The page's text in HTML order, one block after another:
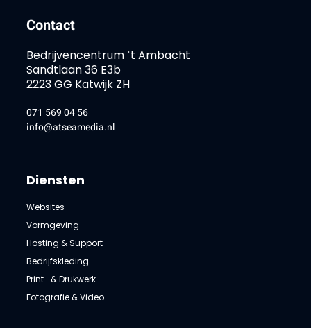
Contact
Bedrijvencentrum ˈt Ambacht
Sandtlaan 36 E3b
2223 GG Katwijk ZH
071 569 04 56
info@atseamedia.nl
Diensten
Websites
Vormgeving
Hosting & Support
Bedrijfskleding
Print- & Drukwerk
Fotografie & Video